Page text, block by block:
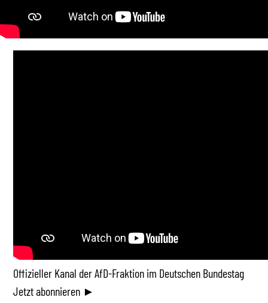
Offizieller Kanal der AfD-Fraktion im Deutschen Bundestag
Jetzt abonnieren ►